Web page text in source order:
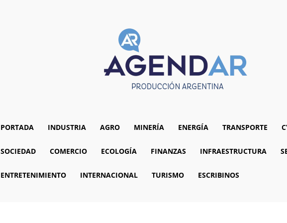
PORTADA INDUSTRIA AGRO MINERÍA ENERGÍA TRANSPORTE
SOCIEDAD COMERCIO ECOLOGÍA FINANZAS INFRAESTRUCTURA
ENTRETENIMIENTO INTERNACIONAL TURISMO ESCRIBINOS